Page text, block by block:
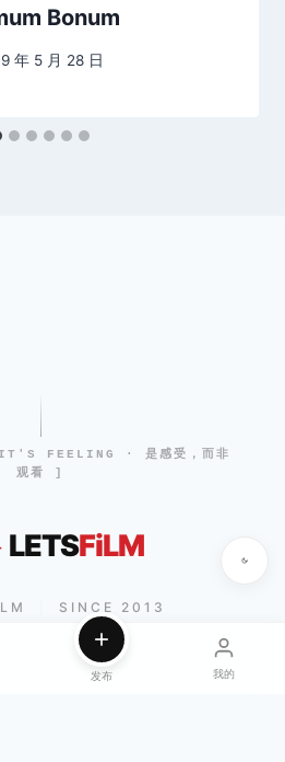
Bonum
年 5 月 28 日
FEELING · 是感受，而非
观看 ]
LETSFiLM
SINCE 2013
发布 我的